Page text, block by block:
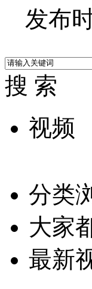
发布
搜 索
视频
分类
大家
最新